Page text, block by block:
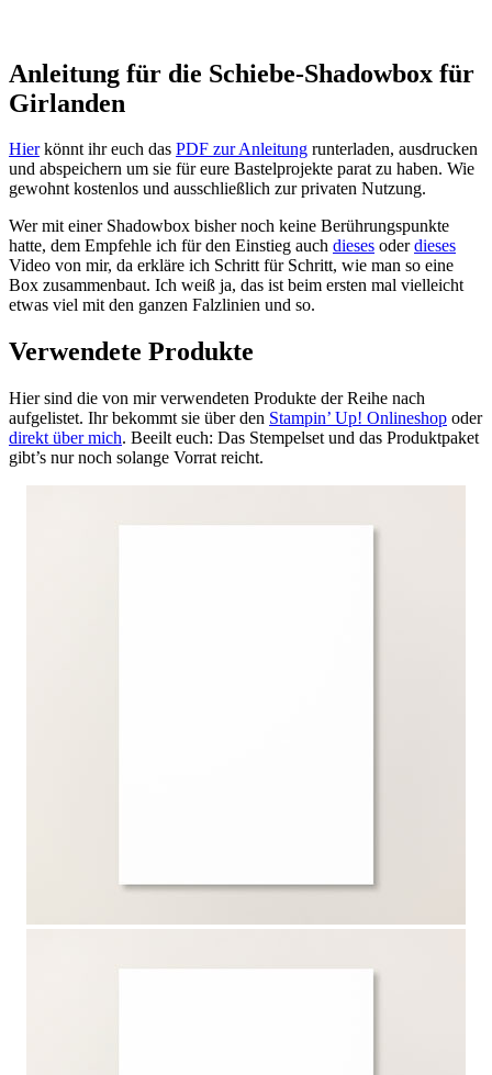
Anleitung für die Schiebe-Shadowbox für
Girlanden
Hierkönnt ihr euch das PDF zur Anleitung runterladen, ausdrucken
und abspeichern um sie für eure Bastelprojekte parat zu haben. Wie
gewohnt kostenlos und ausschließlich zur privaten Nutzung.
Wer mit einer Shadowbox bisher noch keine Berührungspunkte
hatte, dem Empfehle ich für den Einstieg auch dieses oderdieses
Video von mir, da erkläre ich Schritt für Schritt, wie man so eine
Box zusammenbaut. Ich weiß ja, das ist beim ersten mal vielleicht
etwas viel mit den ganzen Falzlinien und so.
Verwendete Produkte
Hier sind die von mir verwendeten Produkte der Reihe nach
aufgelistet. Ihr bekommt sie über den Stampin’ Up! Onlineshop oder
direkt über mich. Beeilt euch: Das Stempelset und das Produktpaket
gibt’s nur noch solange Vorrat reicht.